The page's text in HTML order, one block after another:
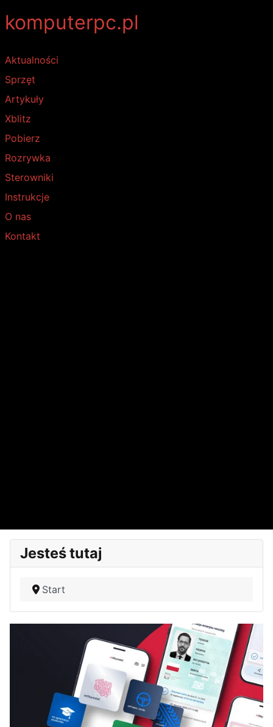
komputerpc.pl
Aktualności
Sprzęt
Artykuły
Xblitz
Pobierz
Rozrywka
Sterowniki
Instrukcje
O nas
Kontakt
Jesteś tutaj
Start